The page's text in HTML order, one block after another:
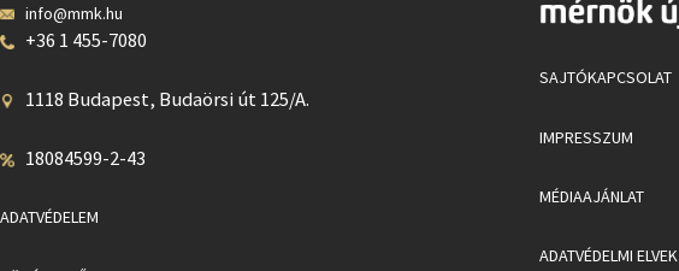
info@mmk.hu
+36 1 455-7080
1118 Budapest, Budaörsi út 125/A.
18084599-2-43
ADATVÉDELEM
SAJTÓKAPCSOLAT
IMPRESSZUM
MÉDIAAJÁNLAT
ADATVÉDELMI ELVEK